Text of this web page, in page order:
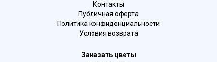
Контакты
Публичная оферта
Политика конфиденциальности
Условия возврата
Заказать цветы